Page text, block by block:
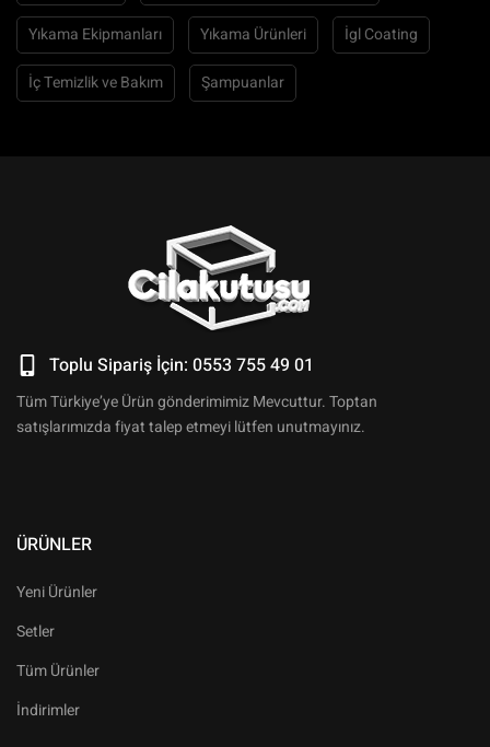
Yıkama Ekipmanları Yıkama Ürünleri İgl Coating
İç Temizlik ve Bakım Şampuanlar
Toplu Sipariş İçin: 0553 755 49 01
Tüm Türkiye’ye Ürün gönderimimiz Mevcuttur. Toptan
satışlarımızda fiyat talep etmeyi lütfen unutmayınız.
ÜRÜNLER
Yeni Ürünler
Setler
Tüm Ürünler
İndirimler